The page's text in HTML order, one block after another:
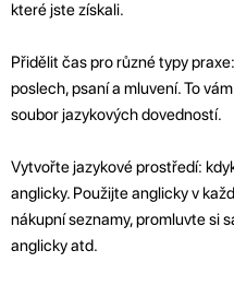
které jste získali.
Přidělit čas pro různé typy
poslech, psaní a mluvení. To
soubor jazykových dovedností.
Vytvořte jazykové prostředí:
anglicky. Použijte anglicky v
nákupní seznamy, promluvte si
anglicky atd.